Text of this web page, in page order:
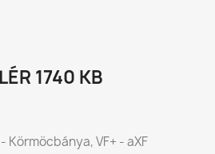
1740 KB
Körmöcbánya, VF+ - aXF